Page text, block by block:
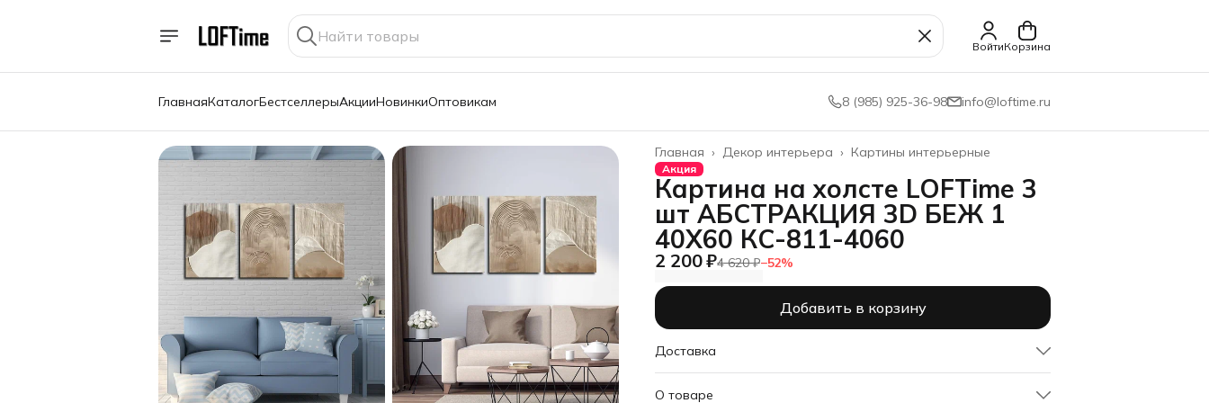
ВойтиКорзина
ГлавнаяКаталогБестселлерыАкцииНовинкиОптовикам 8 (985) 925-36-98 info@loftime.ru
Картины интерьерные
Декор интерьера ›
Главная ›
Акция
Картина на холсте LOFTime 3
шт АБСТРАКЦИЯ 3D БЕЖ 1
40Х60 КС-811-4060
2 200 ₽4 620 ₽−52%
Добавить в корзину
Доставка
О товаре